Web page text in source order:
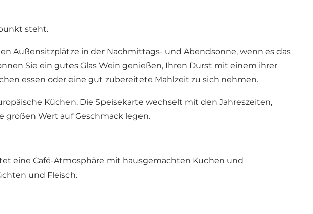
steht.
Außensitzplätze in der Nachmittags- und Abendsonne, wenn es das
Sie ein gutes Glas Wein genießen, Ihren Durst mit einem ihrer
essen oder eine gut zubereitete Mahlzeit zu sich nehmen.
Küchen. Die Speisekarte wechselt mit den Jahreszeiten,
großen Wert auf Geschmack legen.
eine Café-Atmosphäre mit hausgemachten Kuchen und
und Fleisch.